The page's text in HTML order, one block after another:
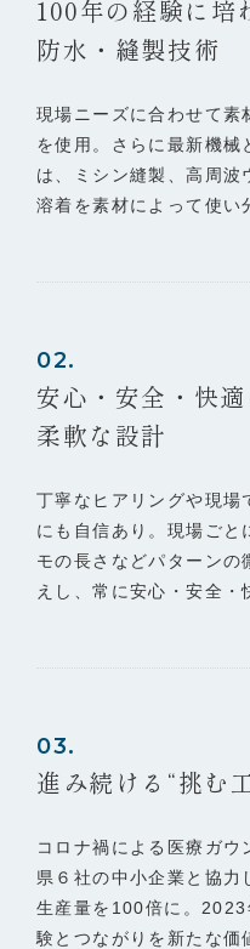
100年の経験に培
防水・縫製技術
現場ニーズに合わせて素
を使用。さらに最新機械
は、ミシン縫製、高周波
溶着を素材によって使い
02.
安心・安全・快
柔軟な設計
丁寧なヒアリングや現場
にも自信あり。現場ごと
モの長さなどパターンの
えし、常に安心・安全・
03.
進み続ける“挑む
コロナ禍による医療ガ
県６社の中小企業と協力
生産量を100倍に。2023
験とつながりを新たな価